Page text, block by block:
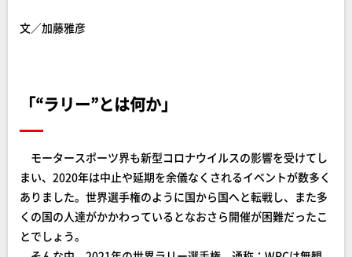
文／加藤雅彦
「“ラリー”とは何か」
モータースポーツ界も新型コロナウイルスの影響を受けてし
まい、2020年は中止や延期を余儀なくされるイベントが数多く
ありました。世界選手権のように国から国へと転戦し、また多
くの国の人達がかかわっているとなおさら開催が困難だったこ
とでしょう。